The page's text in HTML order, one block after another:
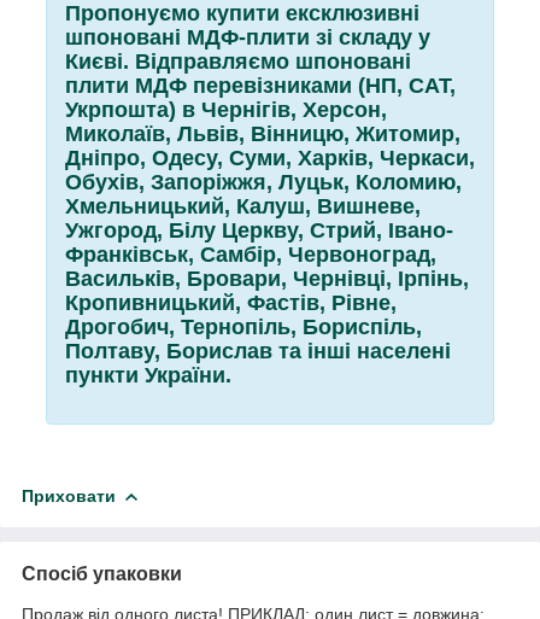
Пропонуємо купити ексклюзивні
шпоновані МДФ-плити зі складу у
Києві. Відправляємо шпоновані
плити МДФ перевізниками (НП, САТ,
Укрпошта) в Чернігів, Херсон,
Миколаїв, Львів, Вінницю, Житомир,
Дніпро, Одесу, Суми, Харків, Черкаси,
Обухів, Запоріжжя, Луцьк, Коломию,
Хмельницький, Калуш, Вишневе,
Ужгород, Білу Церкву, Стрий, Івано-
Франківськ, Самбір, Червоноград,
Васильків, Бровари, Чернівці, Ірпінь,
Кропивницький, Фастів, Рівне,
Дрогобич, Тернопіль, Бориспіль,
Полтаву, Борислав та інші населені
пункти України.
Приховати
Спосіб упаковки
Продаж від одного листа! ПРИКЛАД: один лист = довжина: